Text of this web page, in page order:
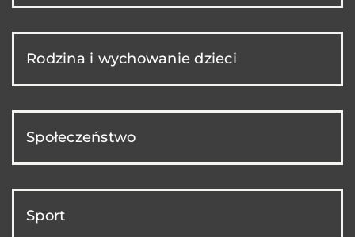
Rodzina i wychowanie dzieci
Społeczeństwo
Sport